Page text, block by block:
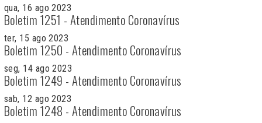
qua, 16 ago 2023
Boletim 1251 - Atendimento Coronavírus
ter, 15 ago 2023
Boletim 1250 - Atendimento Coronavírus
seg, 14 ago 2023
Boletim 1249 - Atendimento Coronavírus
sab, 12 ago 2023
Boletim 1248 - Atendimento Coronavírus